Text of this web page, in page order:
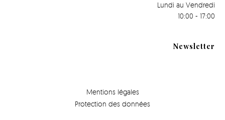
Lundi au Vendredi
10:00 - 17:00
Newsletter
Mentions légales
Protection des données